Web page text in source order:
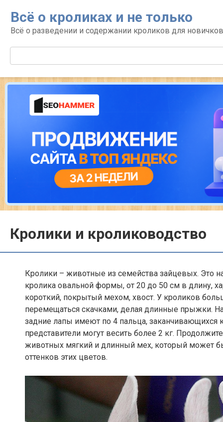
контенту
Всё о кроликах и не только
Всё о разведении и содержании кроликов для
Кролики и кролиководство
Кролики – животные из семейства зайцевых. Это
кролика овальной формы, от 20 до 50 см в длину,
короткий, покрытый мехом, хвост. У кроликов
перемещаться скачками, делая длинные прыжки.
задние лапы имеют по 4 пальца, заканчивающихся
представители могут весить более 2 кг.
животных мягкий и длинный мех, который может
оттенков этих цветов.